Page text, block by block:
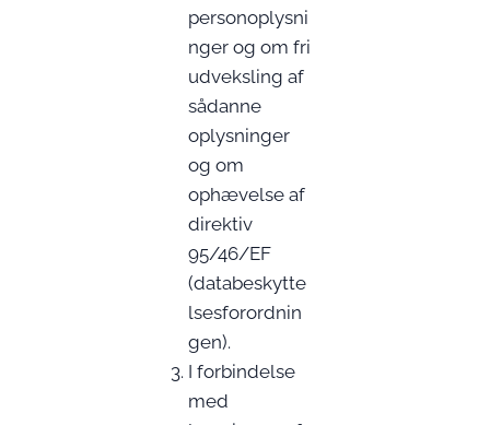
personoplysni
nger og om fri
udveksling af
sådanne
oplysninger
og om
ophævelse af
direktiv
95/46/EF
(databeskytte
lsesforordnin
gen).
I forbindelse
med